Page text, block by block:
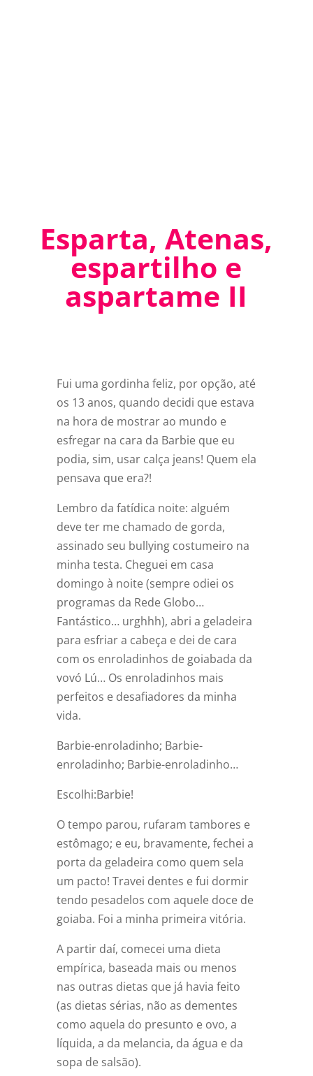
Esparta, Atenas,
espartilho e
aspartame II
Fui uma gordinha feliz, por opção, até
os 13 anos, quando decidi que estava
na hora de mostrar ao mundo e
esfregar na cara da Barbie que eu
podia, sim, usar calça jeans! Quem ela
pensava que era?!
Lembro da fatídica noite: alguém
deve ter me chamado de gorda,
assinado seu bullying costumeiro na
minha testa. Cheguei em casa
domingo à noite (sempre odiei os
programas da Rede Globo…
Fantástico… urghhh), abri a geladeira
para esfriar a cabeça e dei de cara
com os enroladinhos de goiabada da
vovó Lú… Os enroladinhos mais
perfeitos e desafiadores da minha
vida.
Barbie-enroladinho; Barbie-
enroladinho; Barbie-enroladinho…
Escolhi:Barbie!
O tempo parou, rufaram tambores e
estômago; e eu, bravamente, fechei a
porta da geladeira como quem sela
um pacto! Travei dentes e fui dormir
tendo pesadelos com aquele doce de
goiaba. Foi a minha primeira vitória.
A partir daí, comecei uma dieta
empírica, baseada mais ou menos
nas outras dietas que já havia feito
(as dietas sérias, não as dementes
como aquela do presunto e ovo, a
líquida, a da melancia, da água e da
sopa de salsão).